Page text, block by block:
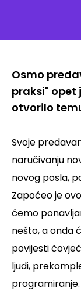
Osmo
praksi" opet
otvorilo
Svoje
naručivanju
novog posla,
Započeo je
ćemo
nešto, a onda
povijesti
ljudi,
programiranje.